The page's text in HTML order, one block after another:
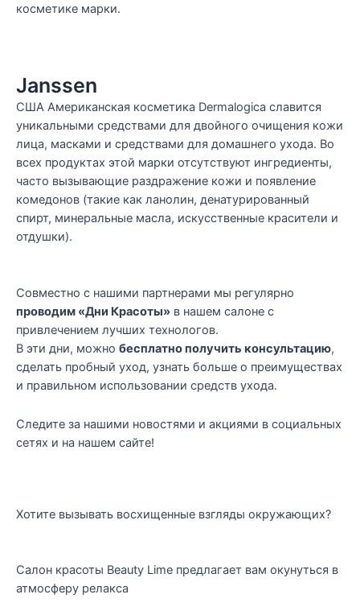
косметике марки.
Janssen
США Американская косметика Dermalogica славится
уникальными средствами для двойного очищения кожи
лица, масками и средствами для домашнего ухода. Во
всех продуктах этой марки отсутствуют ингредиенты,
часто вызывающие раздражение кожи и появление
комедонов (такие как ланолин, денатурированный
спирт, минеральные масла, искусственные красители и
отдушки).
Совместно с нашими партнерами мы регулярно
проводим «Дни Красоты» в нашем салоне с
привлечением лучших технологов.
В эти дни, можно бесплатно получить консультацию,
сделать пробный уход, узнать больше о преимуществах
и правильном использовании средств ухода.
Следите за нашими новостями и акциями в социальных
сетях и на нашем сайте!
Хотите вызывать восхищенные взгляды окружающих?
Салон красоты Beauty Lime предлагает вам окунуться в
атмосферу релакса